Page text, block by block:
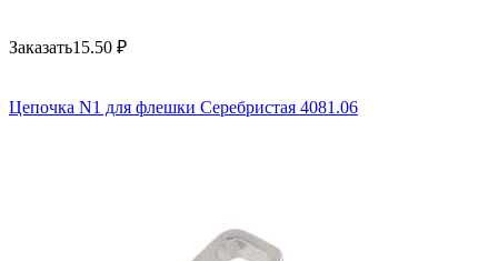
Заказать15.50 ₽
Цепочка N1 для флешки Серебристая 4081.06